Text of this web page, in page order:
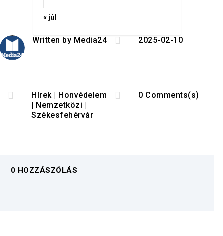
« júl
Written by Media24  2025-02-10
 Hírek| Honvédelem
| Nemzetközi |
Székesfehérvár
 0 Comments(s)
0 HOZZÁSZÓLÁS